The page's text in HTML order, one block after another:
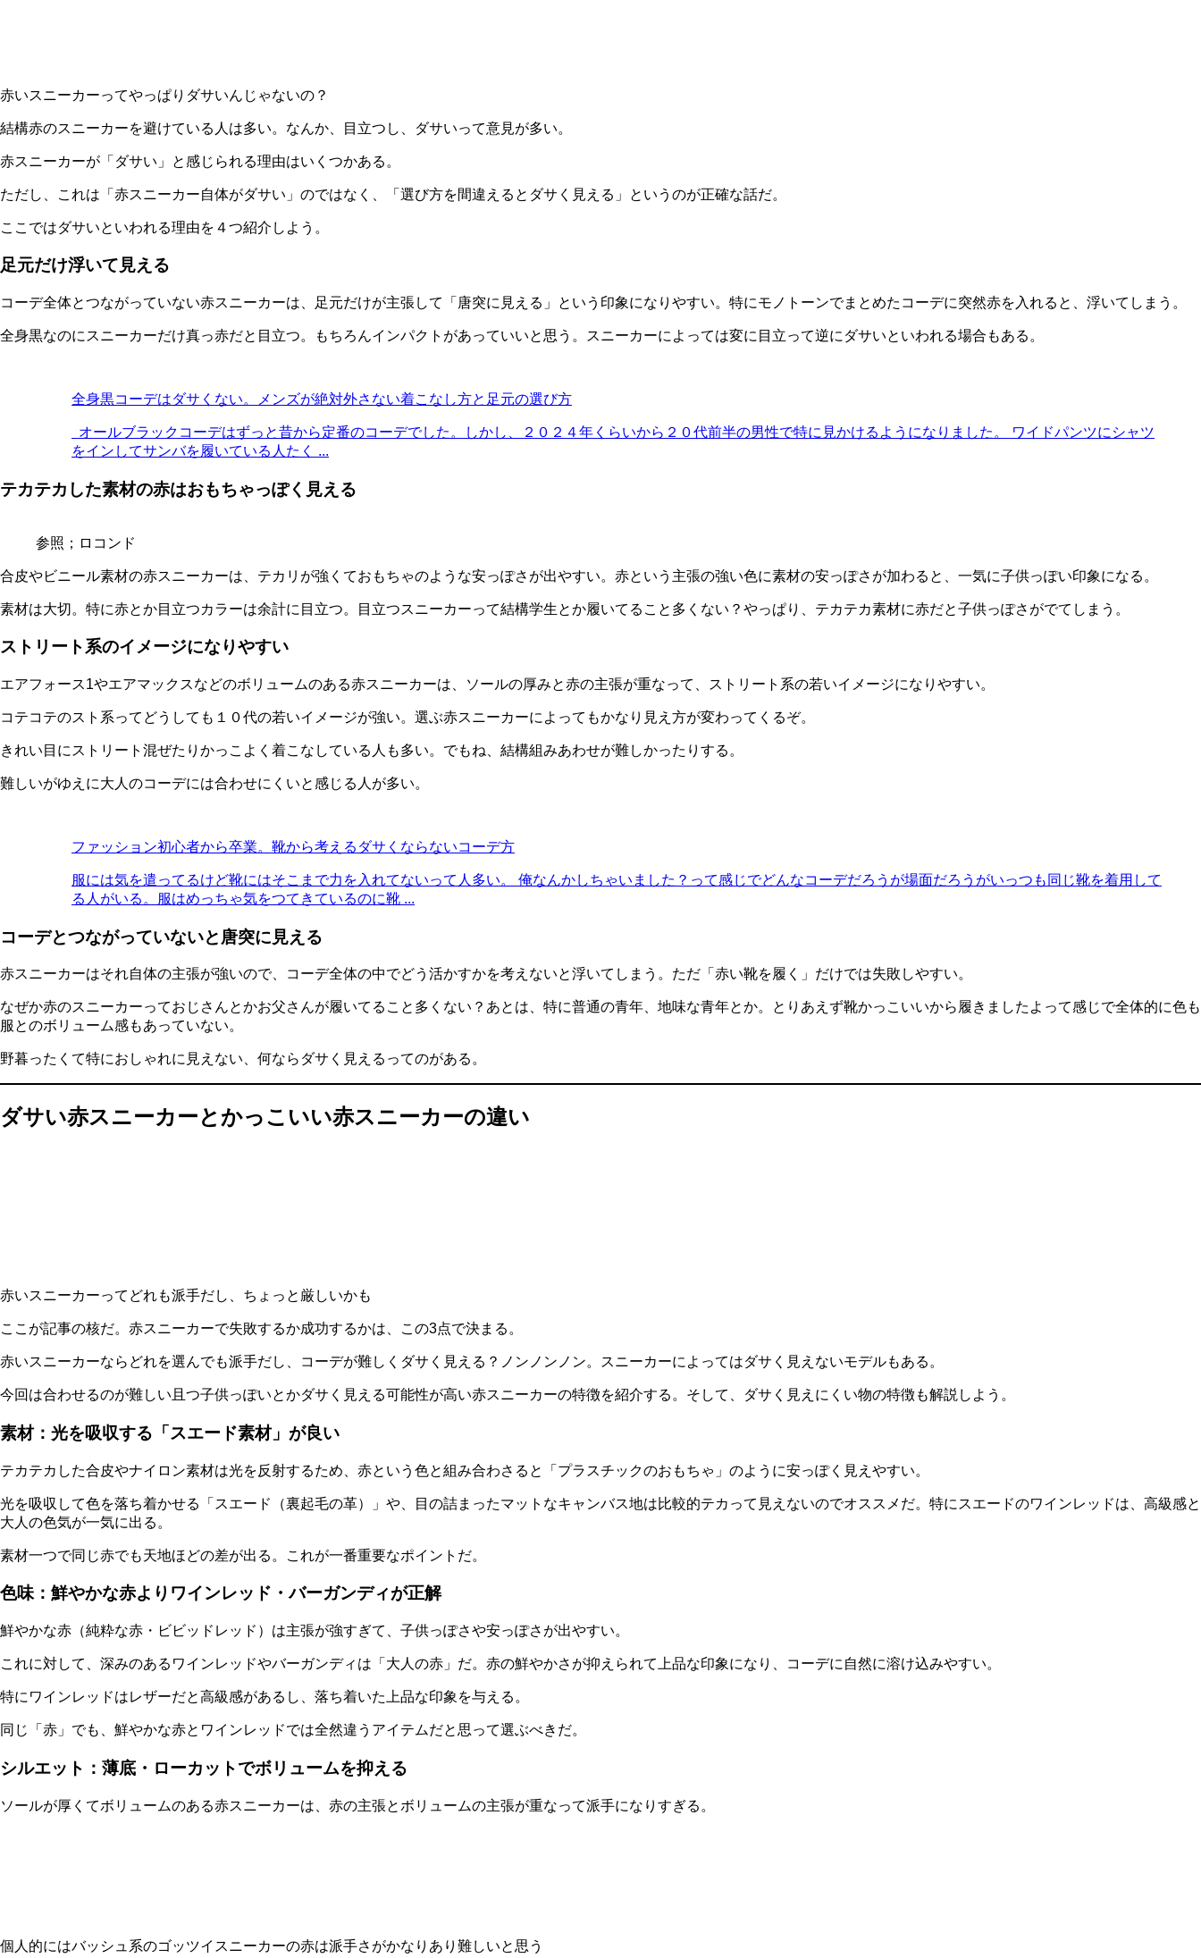
赤いスニーカーってやっぱりダサいんじゃないの？
結構赤のスニーカーを避けている人は多い。なんか、目立つし、ダサいって意見が多い。
赤スニーカーが「ダサい」と感じられる理由はいくつかある。
ただし、これは「赤スニーカー自体がダサい」のではなく、「選び方を間違えるとダサく見える」というのが正確な話だ。
ここではダサいといわれる理由を４つ紹介しよう。
足元だけ浮いて見える
コーデ全体とつながっていない赤スニーカーは、足元だけが主張して「唐突に見える」という印象になりやすい。特にモノトーンでまとめたコーデに突然赤を入れると、浮いてしまう。
全身黒なのにスニーカーだけ真っ赤だと目立つ。もちろんインパクトがあっていいと思う。スニーカーによっては変に目立って逆にダサいといわれる場合もある。
全身黒コーデはダサくない。メンズが絶対外さない着こなし方と足元の選び方
オールブラックコーデはずっと昔から定番のコーデでした。しかし、２０２４年くらいから２０代前半の男性で特に見かけるようになりました。 ワイドパンツにシャツ
をインしてサンバを履いている人たく ...
テカテカした素材の赤はおもちゃっぽく見える
参照；ロコンド
合皮やビニール素材の赤スニーカーは、テカリが強くておもちゃのような安っぽさが出やすい。赤という主張の強い色に素材の安っぽさが加わると、一気に子供っぽい印象になる。
素材は大切。特に赤とか目立つカラーは余計に目立つ。目立つスニーカーって結構学生とか履いてること多くない？やっぱり、テカテカ素材に赤だと子供っぽさがでてしまう。
ストリート系のイメージになりやすい
エアフォース1やエアマックスなどのボリュームのある赤スニーカーは、ソールの厚みと赤の主張が重なって、ストリート系の若いイメージになりやすい。
コテコテのスト系ってどうしても１０代の若いイメージが強い。選ぶ赤スニーカーによってもかなり見え方が変わってくるぞ。
きれい目にストリート混ぜたりかっこよく着こなしている人も多い。でもね、結構組みあわせが難しかったりする。
難しいがゆえに大人のコーデには合わせにくいと感じる人が多い。
ファッション初心者から卒業。靴から考えるダサくならないコーデ方
服には気を遣ってるけど靴にはそこまで力を入れてないって人多い。 俺なんかしちゃいました？って感じでどんなコーデだろうが場面だろうがいっつも同じ靴を着用して
る人がいる。服はめっちゃ気をつてきているのに靴 ...
コーデとつながっていないと唐突に見える
赤スニーカーはそれ自体の主張が強いので、コーデ全体の中でどう活かすかを考えないと浮いてしまう。ただ「赤い靴を履く」だけでは失敗しやすい。
なぜか赤のスニーカーっておじさんとかお父さんが履いてること多くない？あとは、特に普通の青年、地味な青年とか。とりあえず靴かっこいいから履きましたよって感じで全体的に色も
服とのボリューム感もあっていない。
野暮ったくて特におしゃれに見えない、何ならダサく見えるってのがある。
ダサい赤スニーカーとかっこいい赤スニーカーの違い
赤いスニーカーってどれも派手だし、ちょっと厳しいかも
ここが記事の核だ。赤スニーカーで失敗するか成功するかは、この3点で決まる。
赤いスニーカーならどれを選んでも派手だし、コーデが難しくダサく見える？ノンノンノン。スニーカーによってはダサく見えないモデルもある。
今回は合わせるのが難しい且つ子供っぽいとかダサく見える可能性が高い赤スニーカーの特徴を紹介する。そして、ダサく見えにくい物の特徴も解説しよう。
素材：光を吸収する「スエード素材」が良い
テカテカした合皮やナイロン素材は光を反射するため、赤という色と組み合わさると「プラスチックのおもちゃ」のように安っぽく見えやすい。
光を吸収して色を落ち着かせる「 スエード（裏起毛の革）」や、目の詰まったマットなキャンバス地は比較的テカって見えないのでオススメだ。特にスエードのワインレッドは、高級感と
大人の色気が一気に出る。
素材一つで同じ赤でも天地ほどの差が出る。これが一番重要なポイントだ。
色味：鮮やかな赤よりワインレッド・バーガンディが正解
鮮やかな赤（純粋な赤・ビビッドレッド）は主張が強すぎて、子供っぽさや安っぽさが出やすい。
これに対して、 深みのあるワインレッドやバーガンディ は「大人の赤」だ。赤の鮮やかさが抑えられて上品な印象になり、コーデに自然に溶け込みやすい。
特にワインレッドはレザーだと高級感があるし、落ち着いた上品な印象を与える。
同じ「赤」でも、鮮やかな赤とワインレッドでは全然違うアイテムだと思って選ぶべきだ。
シルエット：薄底・ローカットでボリュームを抑える
ソールが厚くてボリュームのある赤スニーカーは、赤の主張とボリュームの主張が重なって派手になりすぎる。
個人的にはバッシュ系のゴッツイスニーカーの赤は派手さがかなりあり難しいと思う